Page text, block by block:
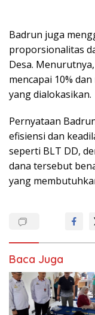
Badrun juga
proporsionalitas
Desa.
mencapai 10%
yang dialokasikan.
Pernyataan
efisiensi dan
seperti BLT DD,
dana tersebut
yang
Baca Juga